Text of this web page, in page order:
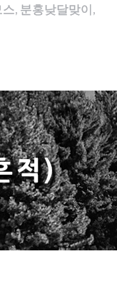
, 분홍낮달맞이,
적)